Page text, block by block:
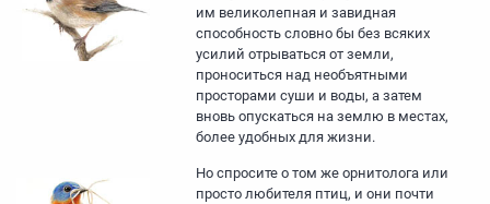
им великолепная и завидная
способность словно бы без всяких
усилий отрываться от земли,
проноситься над необъятными
просторами суши и воды, а затем
вновь опускаться на землю в местах,
более удобных для жизни.
Но спросите о том же орнитолога или
просто любителя птиц, и они почти